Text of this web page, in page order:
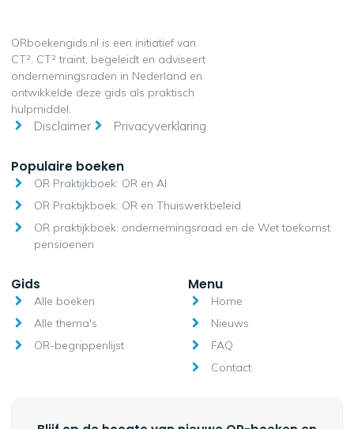
ORboekengids.nl is een initiatief van
CT². CT² traint, begeleidt en adviseert
ondernemingsraden in Nederland en
ontwikkelde deze gids als praktisch
hulpmiddel.
Disclaimer Privacyverklaring
Populaire boeken
OR Praktijkboek: OR en AI
OR Praktijkboek: OR en Thuiswerkbeleid
OR praktijkboek: ondernemingsraad en de Wet toekomst
pensioenen
Gids
Alle boeken
Alle thema's
OR-begrippenlijst
Menu
Home
Nieuws
FAQ
Contact